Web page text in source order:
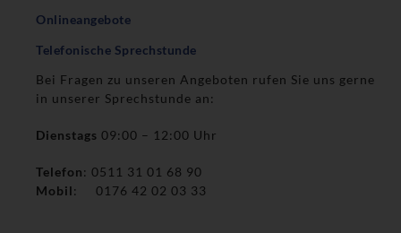
Onlineangebote
Telefonische Sprechstunde
Bei Fragen zu unseren Angeboten rufen Sie uns gerne
in unserer Sprechstunde an:
Dienstags09:00 – 12:00 Uhr
Telefon: 0511 31 01 68 90
Mobil: 0176 42 02 03 33